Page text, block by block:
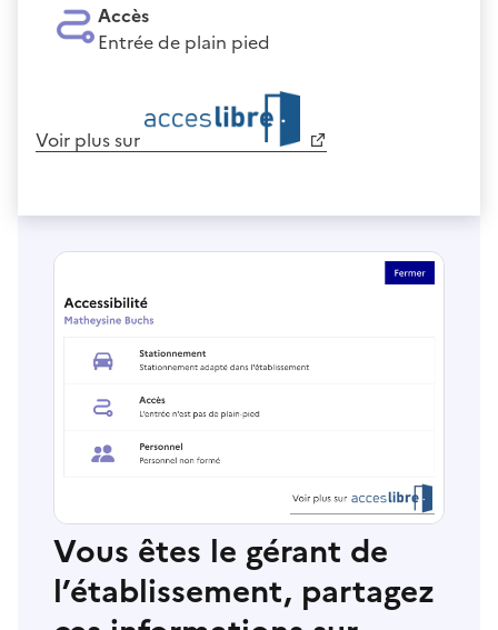
Accès
Entrée de plain pied
Voir plus sur
Vous êtes le gérant de
l’établissement, partagez